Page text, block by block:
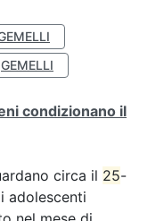
GEMELLI
condizionano il
circa il 25-
adolescenti